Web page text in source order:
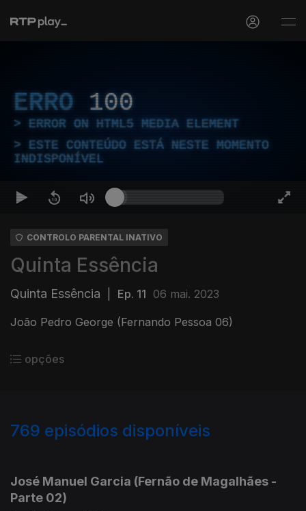
ERRO 100
ERROR ON HTML5 MEDIA ELEMENT
ESTE CONTEÚDO ESTÁ NESTE MOMENTO
INDISPONÍVEL
CONTROLO PARENTAL INATIVO
Quinta Essência
Quinta Essência Ep. 11 06 mai. 2023
João Pedro George (Fernando Pessoa 06)
opções
769 episódios disponíveis
José Manuel Garcia (Fernão de Magalhães -
Parte 02)